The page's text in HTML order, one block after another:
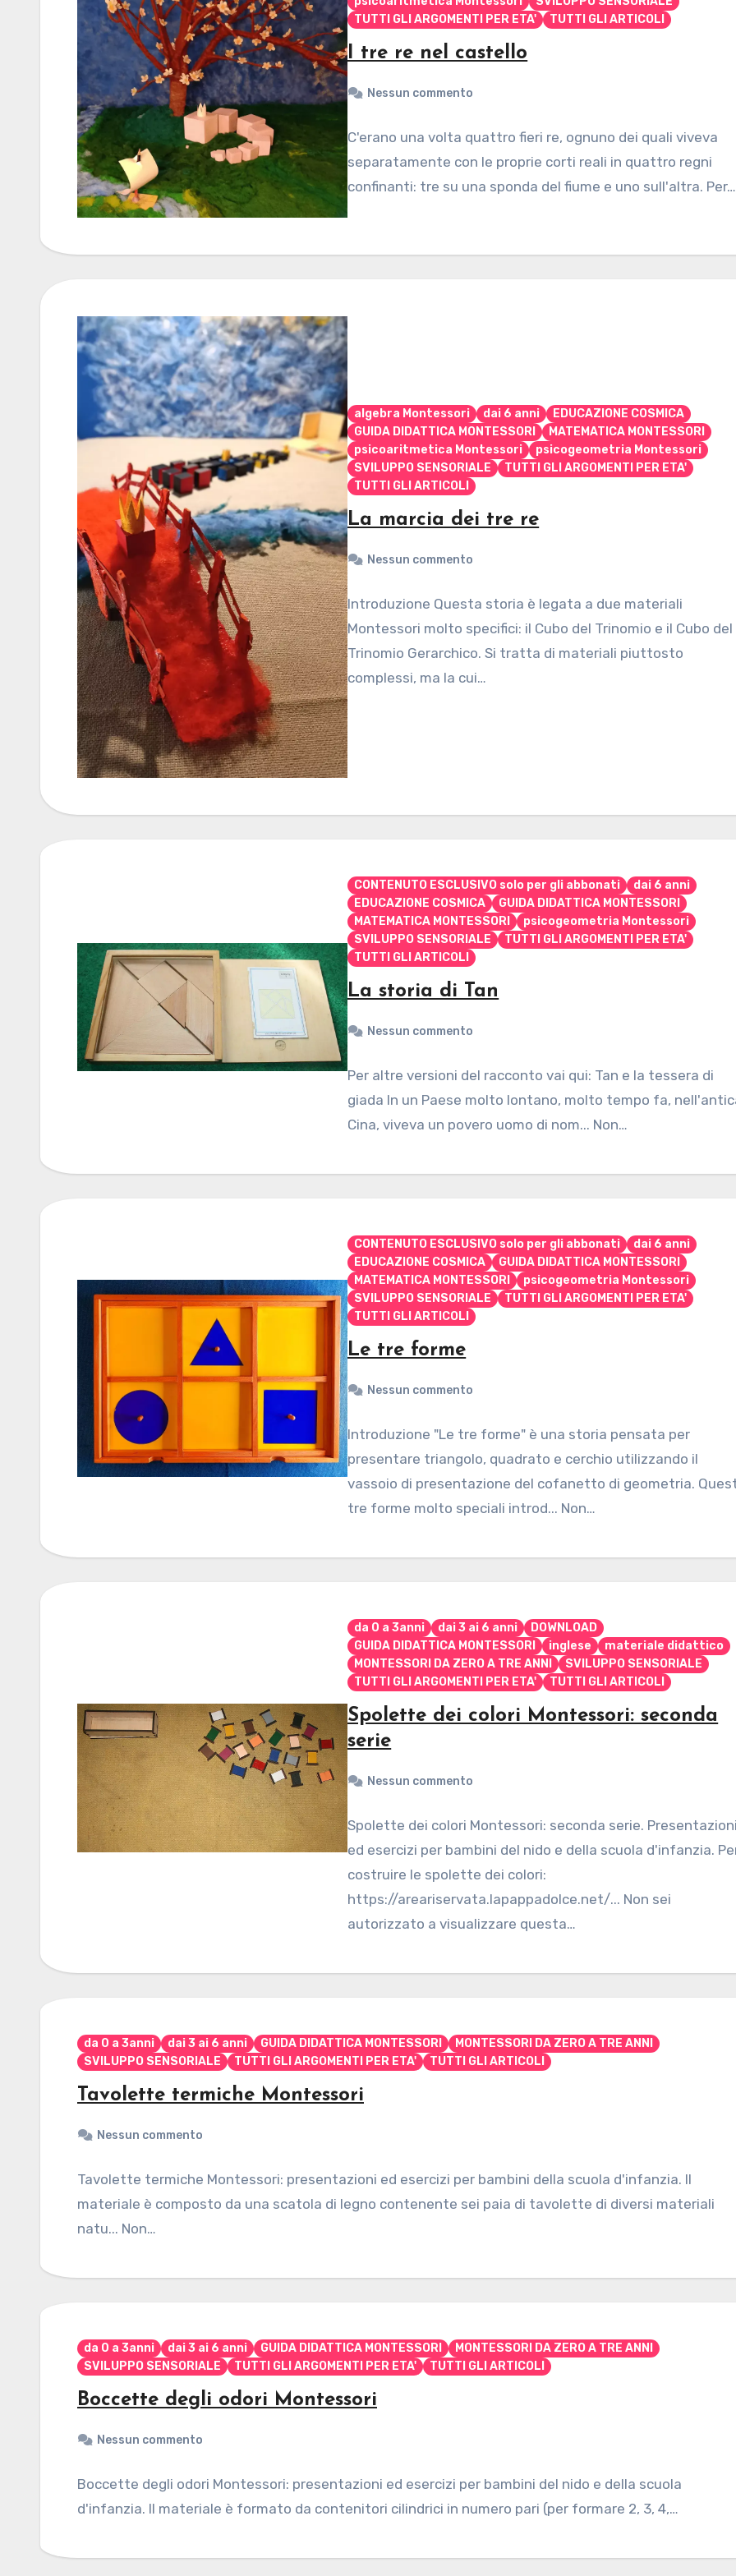
TUTTI GLI ARGOMENTI PER ETA'
TUTTI GLI ARTICOLI
I tre re nel castello
Nessun commento
C'erano una volta quattro fieri re, ognuno dei quali viveva
separatamente con le proprie corti reali in quattro regni
confinanti: tre su una sponda del fiume e uno sull'altra. Per…
algebra Montessori dai 6 anni
EDUCAZIONE COSMICA
GUIDA DIDATTICA MONTESSORI
MATEMATICA MONTESSORI
psicoaritmetica Montessori
psicogeometria Montessori
SVILUPPO SENSORIALE
TUTTI GLI ARGOMENTI PER ETA'
TUTTI GLI ARTICOLI
La marcia dei tre re
Nessun commento
Introduzione Questa storia è legata a due materiali
Montessori molto specifici: il Cubo del Trinomio e il Cubo del
Trinomio Gerarchico. Si tratta di materiali piuttosto
complessi, ma la cui…
CONTENUTO ESCLUSIVO solo per gli abbonati
dai 6 anni
EDUCAZIONE COSMICA
GUIDA DIDATTICA MONTESSORI
MATEMATICA MONTESSORI
psicogeometria Montessori
SVILUPPO SENSORIALE
TUTTI GLI ARGOMENTI PER ETA'
TUTTI GLI ARTICOLI
La storia di Tan
Nessun commento
Per altre versioni del racconto vai qui: Tan e la tessera di
giada In un Paese molto lontano, molto tempo fa,
Cina, viveva un povero uomo di nom... Non…
CONTENUTO ESCLUSIVO solo per gli abbonati
dai 6 anni
EDUCAZIONE COSMICA
GUIDA DIDATTICA MONTESSORI
MATEMATICA MONTESSORI
psicogeometria Montessori
SVILUPPO SENSORIALE
TUTTI GLI ARGOMENTI PER ETA'
TUTTI GLI ARTICOLI
Le tre forme
Nessun commento
Introduzione "Le tre forme" è una storia pensata per
presentare triangolo, quadrato e cerchio utilizzando il
vassoio di presentazione del cofanetto di geometria.
tre forme molto speciali introd... Non…
da 0 a 3anni dai 3 ai 6 anni
DOWNLOAD
GUIDA DIDATTICA MONTESSORI
inglese
materiale didattico
MONTESSORI DA ZERO A TRE ANNI
SVILUPPO SENSORIALE
TUTTI GLI ARGOMENTI PER ETA'
TUTTI GLI ARTICOLI
Spolette dei colori Montessori: seconda
serie
Nessun commento
Spolette dei colori Montessori: seconda serie.
ed esercizi per bambini del nido e della scuola d'infanzia.
costruire le spolette dei colori:
https://areariservata.lapappadolce.net/... Non sei
autorizzato a visualizzare questa…
da 0 a 3anni dai 3 ai 6 anni GUIDA DIDATTICA MONTESSORI
MONTESSORI DA ZERO A TRE ANNI
SVILUPPO SENSORIALE
TUTTI GLI ARGOMENTI PER ETA' TUTTI GLI ARTICOLI
Tavolette termiche Montessori
Nessun commento
Tavolette termiche Montessori: presentazioni ed esercizi per bambini della scuola d'infanzia. Il
materiale è composto da una scatola di legno contenente sei paia di tavolette di diversi materiali
natu... Non…
da 0 a 3anni dai 3 ai 6 anni GUIDA DIDATTICA MONTESSORI
MONTESSORI DA ZERO A TRE ANNI
SVILUPPO SENSORIALE
TUTTI GLI ARGOMENTI PER ETA' TUTTI GLI ARTICOLI
Boccette degli odori Montessori
Nessun commento
Boccette degli odori Montessori: presentazioni ed esercizi per bambini del nido e della scuola
d'infanzia. Il materiale è formato da contenitori cilindrici in numero pari (per formare 2, 3, 4,…